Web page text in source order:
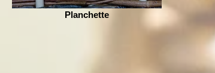
Planchette